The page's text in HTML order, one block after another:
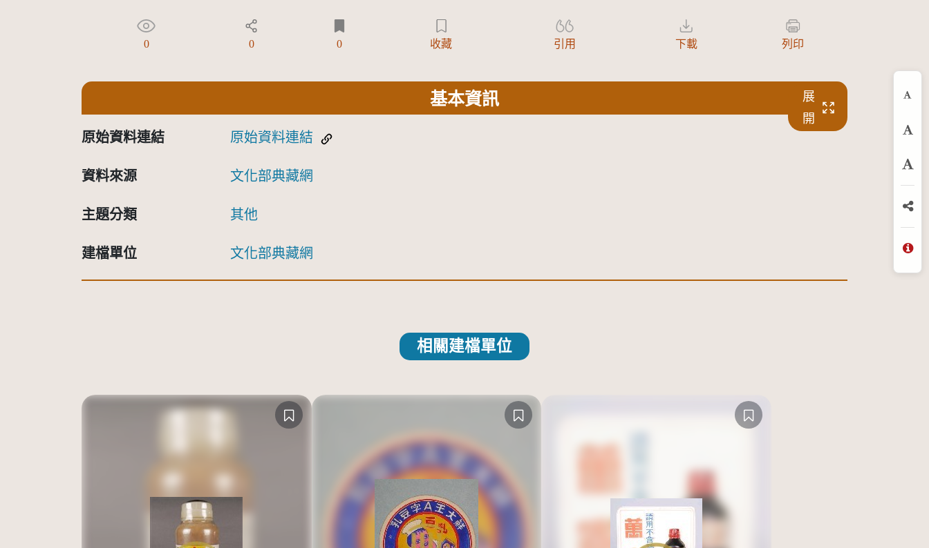
0 0 0 收藏 引用 下載 列印
基本資訊
展
開
原始資料連結 原始資料連結
資料來源 文化部典藏網
主題分類 其他
建檔單位 文化部典藏網
相關建檔單位
放
分